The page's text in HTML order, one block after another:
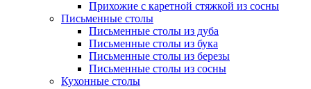
Прихожие с каретной стяжкой из сосны
Письменные столы
Письменные столы из дуба
Письменные столы из бука
Письменные столы из березы
Письменные столы из сосны
Кухонные столы